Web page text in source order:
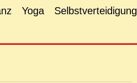
Selbstverteidigung
Yoga